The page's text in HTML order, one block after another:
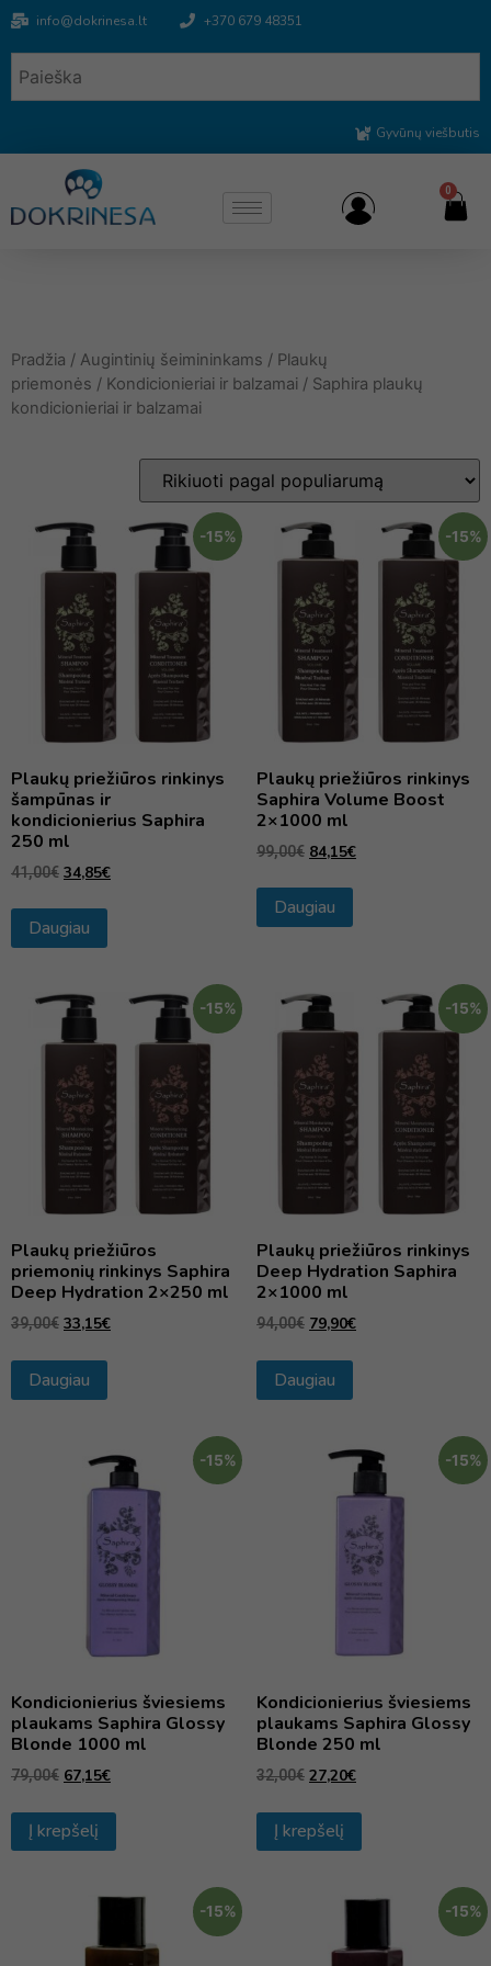
info@dokrinesa.lt +370 679 48351
Gyvūnų viešbutis
0
Pradžia / Augintinių šeimininkams / Plaukų
priemonės / Kondicionieriai ir balzamai / Saphira plaukų
kondicionieriai ir balzamai
-15%
Plaukų priežiūros rinkinys
šampūnas ir
kondicionierius Saphira
250 ml
41,00€ 34,85€
Daugiau
-15%
Plaukų priežiūros rinkinys
Saphira Volume Boost
2×1000 ml
99,00€ 84,15€
Daugiau
-15%
Plaukų priežiūros
priemonių rinkinys Saphira
Deep Hydration 2×250 ml
39,00€ 33,15€
Daugiau
-15%
Plaukų priežiūros rinkinys
Deep Hydration Saphira
2×1000 ml
94,00€ 79,90€
Daugiau
-15%
Kondicionierius šviesiems
plaukams Saphira Glossy
Blonde 1000 ml
79,00€ 67,15€
Į krepšelį
-15%
Kondicionierius šviesiems
plaukams Saphira Glossy
Blonde 250 ml
32,00€ 27,20€
Į krepšelį
-15% -15%